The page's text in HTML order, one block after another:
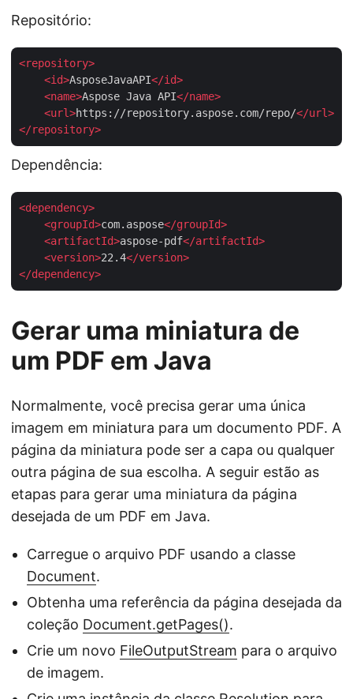
Repositório:
<repository>
<id>AsposeJavaAPI</id>
<name>Aspose Java API</name>
<url>https://repository.aspose.com/repo/</url>
</repository>
Dependência:
<dependency>
<groupId>com.aspose</groupId>
<artifactId>aspose-pdf</artifactId>
<version>22.4</version>
</dependency>
Gerar uma miniatura de
um PDF em Java
Normalmente, você precisa gerar uma única
imagem em miniatura para um documento PDF. A
página da miniatura pode ser a capa ou qualquer
outra página de sua escolha. A seguir estão as
etapas para gerar uma miniatura da página
desejada de um PDF em Java.
Carregue o arquivo PDF usando a classe
Document.
Obtenha uma referência da página desejada da
coleção Document.getPages().
Crie um novo FileOutputStream para o arquivo
de imagem.